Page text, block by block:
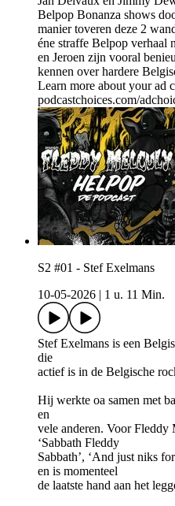
Belpop Bonanza shows
manier toveren deze 2
éne straffe Belpop verhaal
en Jeroen zijn vooral
kennen over hardere
Learn more about your ad
podcastchoices.com/
S2 #01 - Stef Exelmans
10-05-2026
1 u. 11 Min.
Stef Exelmans is een
die
actief is in de Belgische
Hij werkte oa samen met
en
vele anderen. Voor
‘Sabbath Fleddy
Sabbath’, ‘And just niks
en is momenteel
de laatste hand aan het